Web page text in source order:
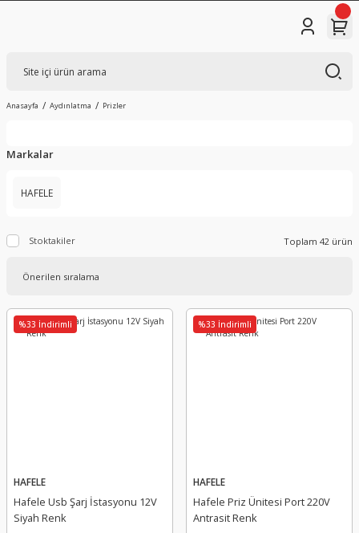
Anasayfa Aydınlatma Prizler
Markalar
HAFELE
Stoktakiler Toplam 42 ürün
%33 İndirimli
HAFELE
Hafele Usb Şarj İstasyonu 12V
Siyah Renk
%33 İndirimli
HAFELE
Hafele Priz Ünitesi Port 220V
Antrasit Renk